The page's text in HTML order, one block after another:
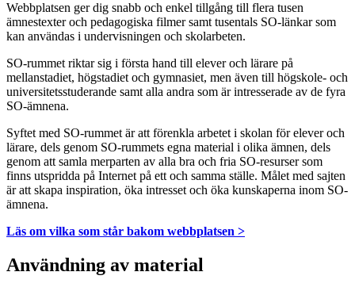
Webbplatsen ger dig snabb och enkel tillgång till flera tusen
ämnestexter och pedagogiska filmer samt tusentals SO-länkar som
kan användas i undervisningen och skolarbeten.
SO-rummet riktar sig i första hand till elever och lärare på
mellanstadiet, högstadiet och gymnasiet, men även till högskole- och
universitetsstuderande samt alla andra som är intresserade av de fyra
SO-ämnena.
Syftet med SO-rummet är att förenkla arbetet i skolan för elever och
lärare, dels genom SO-rummets egna material i olika ämnen, dels
genom att samla merparten av alla bra och fria SO-resurser som
finns utspridda på Internet på ett och samma ställe. Målet med sajten
är att skapa inspiration, öka intresset och öka kunskaperna inom SO-
ämnena.
Läs om vilka som står bakom webbplatsen >
Användning av material